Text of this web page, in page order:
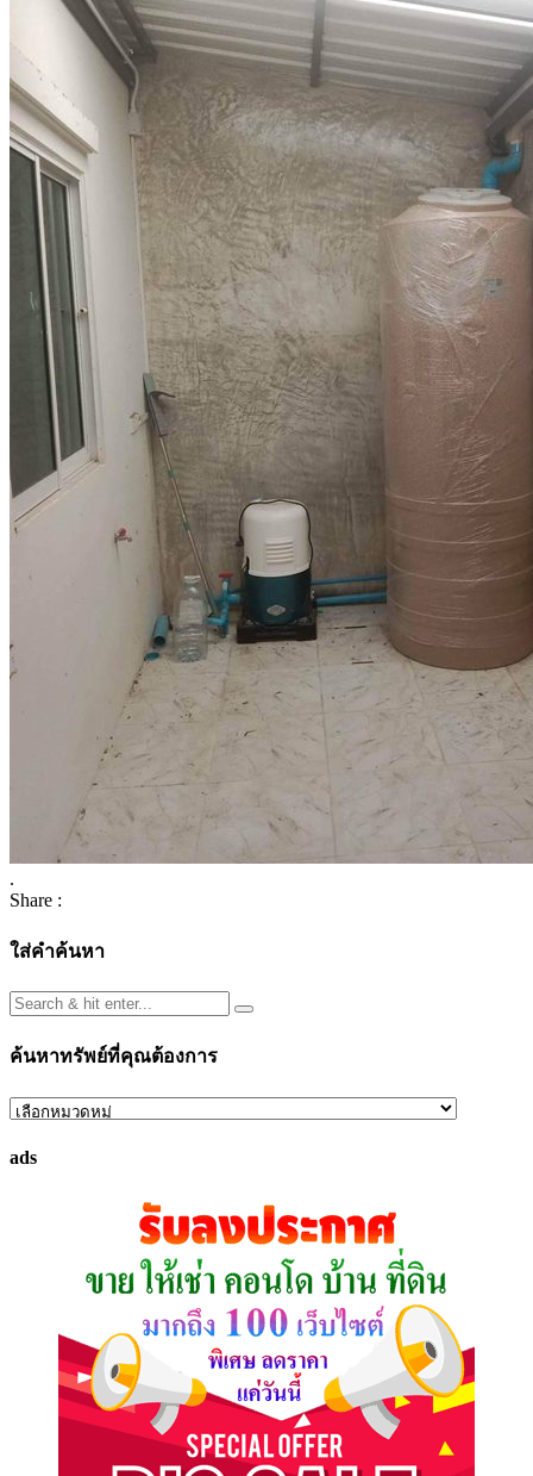
.
Share :
ใส่คำค้นหา
ค้นหาทรัพย์ที่คุณต้องการ
ค้นหา
ที่
ads